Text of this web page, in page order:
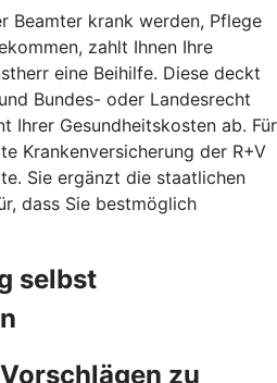
Beamter krank werden, Pflege
zahlt Ihnen Ihre
eine Beihilfe. Diese deckt
Bundes- oder Landesrecht
Ihrer Gesundheitskosten ab. Für
Krankenversicherung der R+V
Sie ergänzt die staatlichen
dass Sie bestmöglich
selbst
zu